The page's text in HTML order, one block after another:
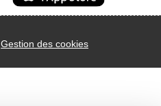
Gestion des cookies